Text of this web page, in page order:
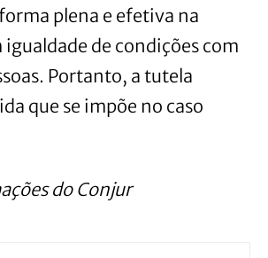
plena e efetiva na
igualdade de condições com
Portanto, a tutela
que se impõe no caso
do Conjur